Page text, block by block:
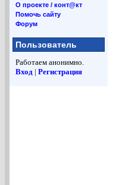
О проекте / конт@кт
Помочь сайту
Форум
Пользователь
Работаем анонимно.
Вход | Регистрация